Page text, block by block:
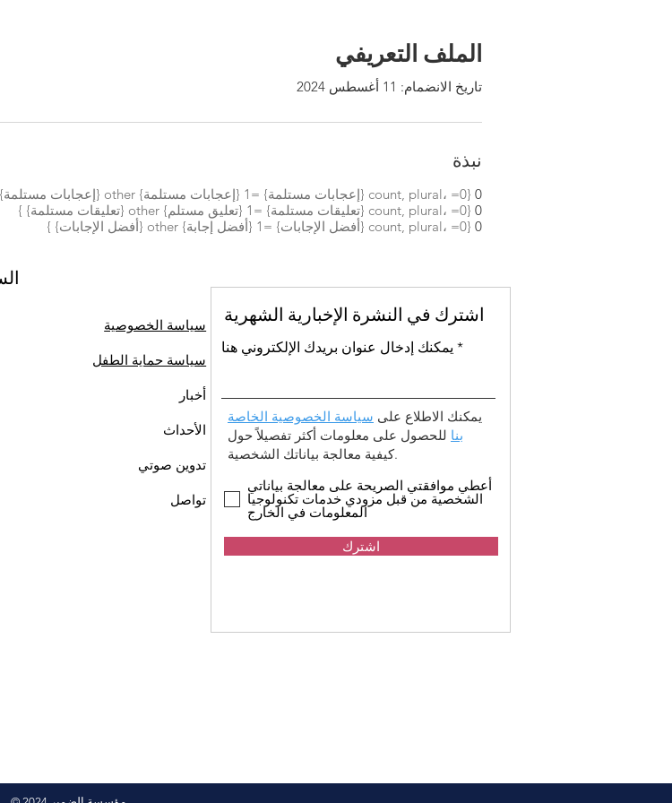
الملف التعريفي
تاريخ الانضمام: 11 أغسطس 2024
نبذة
0 {count, plural، =0 {إعجابات مستلمة} =1 {إعجابات مستلمة} other {إعجابات مستلمة} }
0 {count, plural، =0 {تعليقات مستلمة} =1 {تعليق مستلم} other {تعليقات مستلمة} }
0 {count, plural، =0 {أفضل الإجابات} =1 {أفضل إجابة} other {أفضل الإجابات} }
سياسة الخصوصية
سياسة حماية الطفل
أخبار
الأحداث
تدوين صوتي
تواصل
اشترك في النشرة الإخبارية الشهرية
يمكنك إدخال عنوان بريدك الإلكتروني هنا
يمكنك الاطلاع على سياسة الخصوصية الخاصة
بنا للحصول على معلومات أكثر تفصيلاً حول
كيفية معالجة بياناتك الشخصية.
أعطي موافقتي الصريحة على معالجة بياناتي
الشخصية من قبل مزودي خدمات تكنولوجيا
المعلومات في الخارج
اشترك